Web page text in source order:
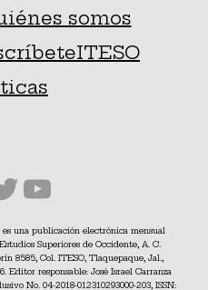
somos
ITESO
YouTube
es una publicación electrónica mensual
Superiores de Occidente, A. C.
8585, Col. ITESO, Tlaquepaque, Jal.,
Editor responsable: José Israel Carranza
No. 04-2018-012310293000-203, ISSN: